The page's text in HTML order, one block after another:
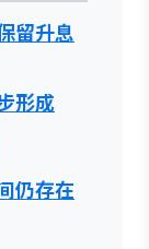
留升息
形成
仍存在